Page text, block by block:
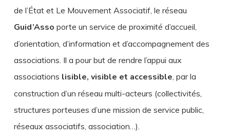
de l’État et Le Mouvement Associatif, le réseau
Guid’Asso porte un service de proximité d’accueil,
d’orientation, d’information et d’accompagnement des
associations. Il a pour but de rendre l’appui aux
associations lisible, visible et accessible, par la
construction d’un réseau multi-acteurs (collectivités,
structures porteuses d’une mission de service public,
réseaux associatifs, association…).